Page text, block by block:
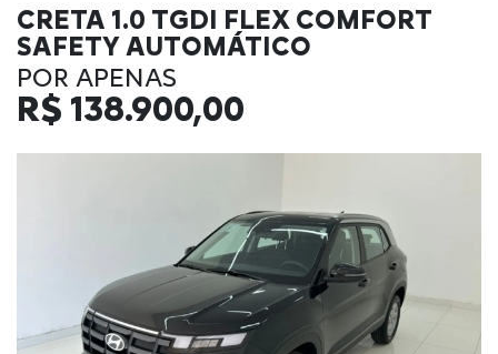
CRETA 1.0 TGDI FLEX COMFORT
SAFETY AUTOMÁTICO
POR APENAS
R$ 138.900,00